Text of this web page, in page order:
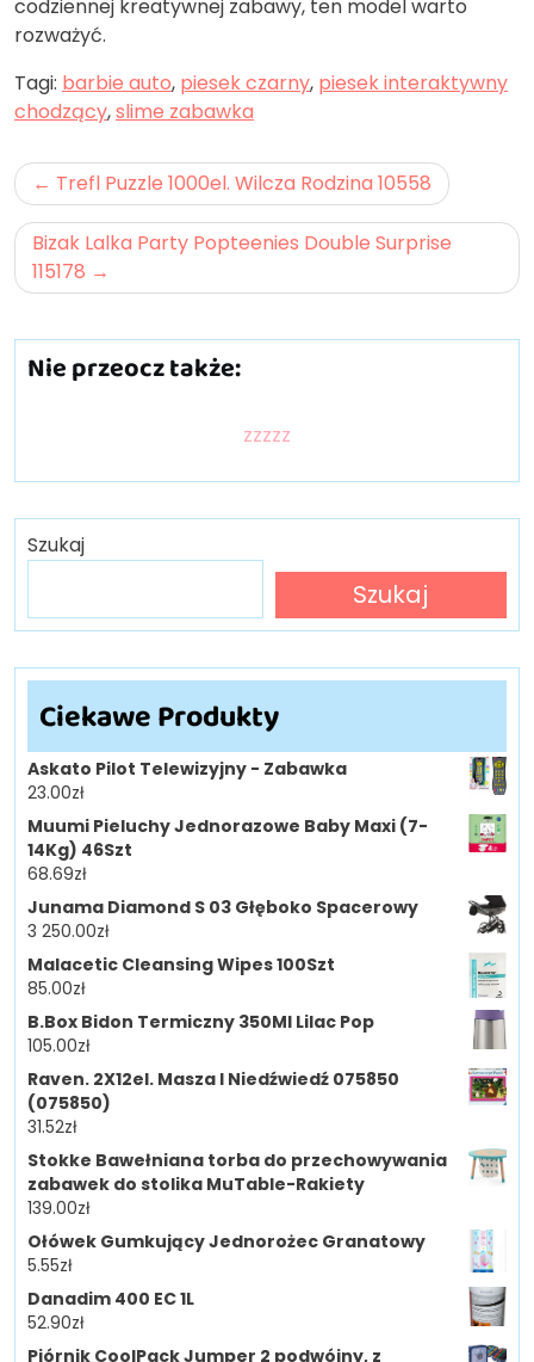
codziennej kreatywnej zabawy, ten model warto
rozważyć.
Tagi: barbie auto, piesek czarny, piesek interaktywny
chodzący,slime zabawka
Nawigacja
wpisu
Trefl Puzzle 1000el. Wilcza Rodzina 10558
Bizak Lalka Party Popteenies Double Surprise
115178
Nie przeocz także:
zzzzz
Szukaj
Szukaj
Ciekawe Produkty
Askato Pilot Telewizyjny - Zabawka
23.00zł
Muumi Pieluchy Jednorazowe Baby Maxi (7-
14Kg) 46Szt
68.69zł
Junama Diamond S 03 Głęboko Spacerowy
3 250.00zł
Malacetic Cleansing Wipes 100Szt
85.00zł
B.Box Bidon Termiczny 350Ml Lilac Pop
105.00zł
Raven. 2X12el. Masza I Niedźwiedź 075850
(075850)
31.52zł
Stokke Bawełniana torba do przechowywania
zabawek do stolika MuTable-Rakiety
139.00zł
Ołówek Gumkujący Jednorożec Granatowy
5.55zł
Danadim 400 EC 1L
52.90zł
Piórnik CoolPack Jumper 2 podwójny, z